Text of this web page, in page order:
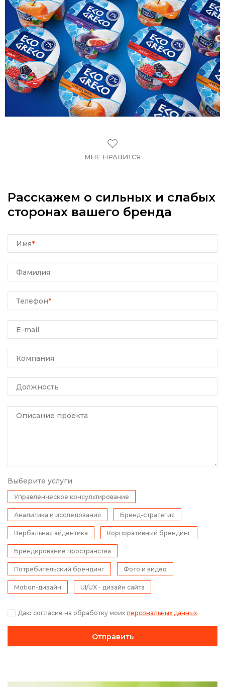
МНЕ НРАВИТСЯ
Расскажем о сильных и слабых
сторонах вашего бренда
Имя*
Фамилия
Телефон*
E-mail
Компания
Должность
Описание проекта
Выберите услуги
Управленческое консультирование
Аналитика и исследования Бренд-стратегия
Вербальная айдентика Корпоративный брендинг
Брендирование пространства
Потребительский брендинг Фото и видео
Motion-дизайн UI/UX - дизайн сайта
Даю согласие на обработку моих персональных данных